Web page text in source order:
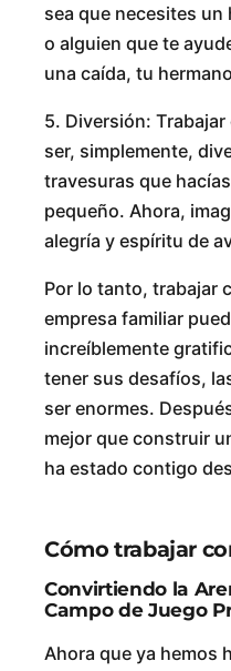
sea que necesites
o alguien que te
una caída, tu
5. Diversión:
ser, simplemente,
travesuras que
pequeño. Ahora,
alegría y espíritu de
Por lo tanto, trabajar
empresa familiar
increíblemente
tener sus desafíos,
ser enormes.
mejor que construir
ha estado contigo
Cómo trabajar
Convirtiendo la
Campo de Juego
Ahora que ya hemos